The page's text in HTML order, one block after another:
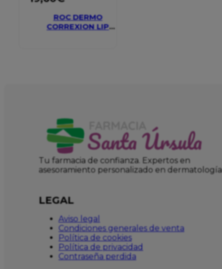
ROC DERMO
CORREXION LIP
Tu farmacia de confianza. Expertos en
asesoramiento personalizado en dermatología
LEGAL
Aviso legal
Condiciones generales de venta
Política de cookies
Política de privacidad
Contraseña perdida